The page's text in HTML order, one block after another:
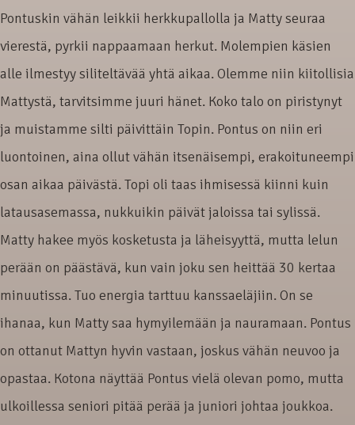
Pontuskin vähän leikkii herkkupallolla ja Matty seuraa
vierestä, pyrkii nappaamaan herkut. Molempien käsien
alle ilmestyy siliteltävää yhtä aikaa. Olemme niin kiitollisia
Mattystä, tarvitsimme juuri hänet. Koko talo on piristynyt
ja muistamme silti päivittäin Topin. Pontus on niin eri
luontoinen, aina ollut vähän itsenäisempi, erakoituneempi
osan aikaa päivästä. Topi oli taas ihmisessä kiinni kuin
latausasemassa, nukkuikin päivät jaloissa tai sylissä.
Matty hakee myös kosketusta ja läheisyyttä, mutta lelun
perään on päästävä, kun vain joku sen heittää 30 kertaa
minuutissa. Tuo energia tarttuu kanssaeläjiin. On se
ihanaa, kun Matty saa hymyilemään ja nauramaan. Pontus
on ottanut Mattyn hyvin vastaan, joskus vähän neuvoo ja
opastaa. Kotona näyttää Pontus vielä olevan pomo, mutta
ulkoillessa seniori pitää perää ja juniori johtaa joukkoa.